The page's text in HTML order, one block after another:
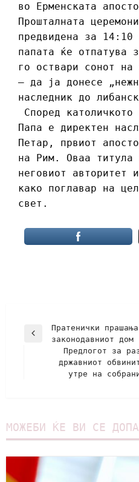
во Ерменската
Прошталната
предвидена за 14:10
папата ќе отпатува
го оствари сонот на
– да ја донесе
наследник до
Според
Папа е директен
Петар, првиот
на Рим. Оваа титула
неговиот авторитет
како поглавар на
свет.
Пратенички
законодавниот дом
Предлогот за
државниот
утре на
МОЖЕБИ ЌЕ ВИ СЕ